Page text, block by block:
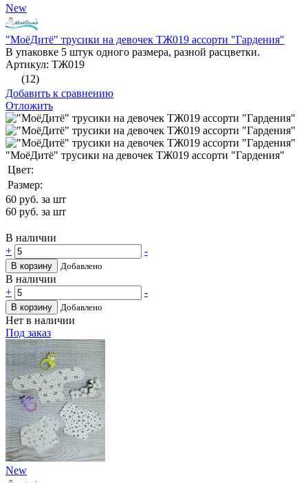
New
"МоёДитё" трусики на девочек ТЖ019 ассорти "Гардения"
В упаковке 5 штук одного размера, разной расцветки.
Артикул: ТЖ019
(12)
Добавить к сравнению
Отложить
"МоёДитё" трусики на девочек ТЖ019 ассорти "Гардения"
Цвет:
Размер:
60 руб. за шт
60 руб. за шт
В наличии
+
-
В корзину Добавлено
В наличии
+
-
В корзину Добавлено
Нет в наличии
Под заказ
New